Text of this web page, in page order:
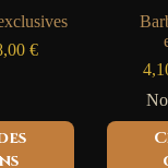
€Plage
à